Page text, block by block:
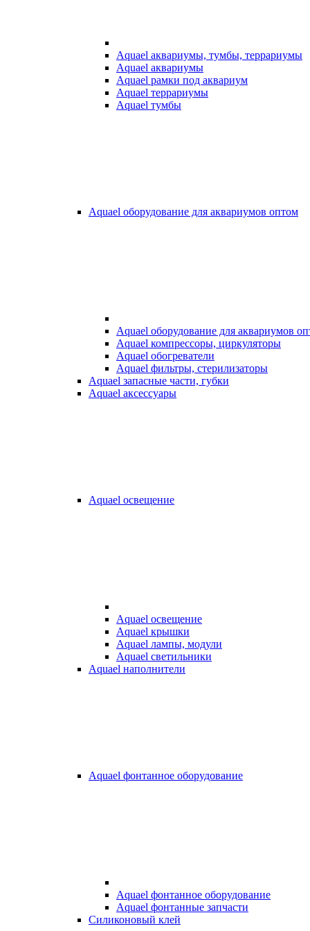
Aquael аквариумы, тумбы, террариумы
Aquael аквариумы
Aquael рамки под аквариум
Aquael террариумы
Aquael тумбы
Aquael оборудование для аквариумов оптом
Aquael оборудование для аквариумов
Aquael компрессоры, циркуляторы
Aquael обогреватели
Aquael фильтры, стерилизаторы
Aquael запасные части, губки
Aquael аксессуары
Aquael освещение
Aquael освещение
Aquael крышки
Aquael лампы, модули
Aquael светильники
Aquael наполнители
Aquael фонтанное оборудование
Aquael фонтанное оборудование
Aquael фонтанные запчасти
Силиконовый клей